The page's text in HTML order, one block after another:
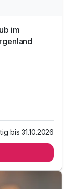
im
bis 31.10.2026